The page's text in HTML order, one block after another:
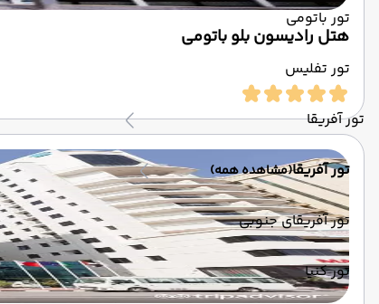
تور باتومی
تور تفلیس
تور آفریقا
تور آفریقا(مشاهده همه)
تور آفریقای جنوبی
تور کنیا
هتل رادیسون بلو باتومی